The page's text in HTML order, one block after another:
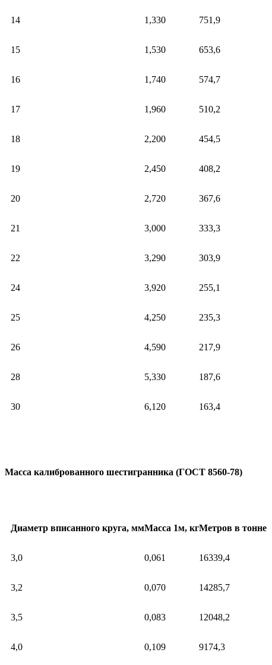
14 1,330 751,9
15 1,530 653,6
16 1,740 574,7
17 1,960 510,2
18 2,200 454,5
19 2,450 408,2
20 2,720 367,6
21 3,000 333,3
22 3,290 303,9
24 3,920 255,1
25 4,250 235,3
26 4,590 217,9
28 5,330 187,6
30 6,120 163,4
Масса калиброванного шестигранника (ГОСТ 8560-78)
Диаметр вписанного круга, ммМасса 1м, кгМетров в тонне
3,0 0,061 16339,4
3,2 0,070 14285,7
3,5 0,083 12048,2
4,0 0,109 9174,3